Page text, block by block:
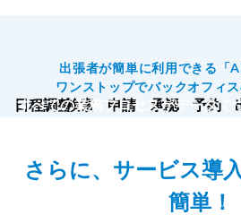
出張者が簡単に利用できる「
ワンストップでバックオフィ
日程調整検索 申請 承認 予約
すべての業務プロセスがデータで
さらに、サービス導
簡単！